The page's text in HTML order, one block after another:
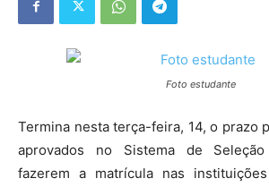
Foto estudante
Termina nesta terça-feira, 14, o prazo
aprovados no Sistema de
fazerem a matrícula nas